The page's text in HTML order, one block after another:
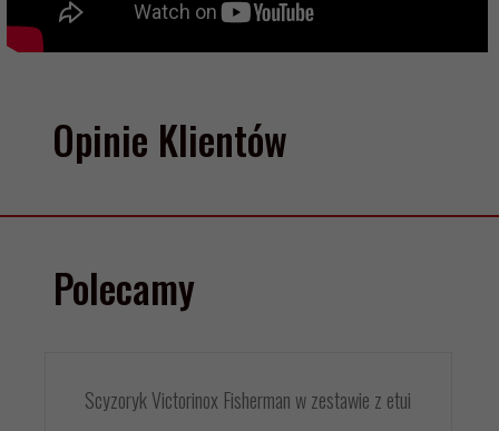
Opinie Klientów
Polecamy
Scyzoryk Victorinox Fisherman w zestawie z etui